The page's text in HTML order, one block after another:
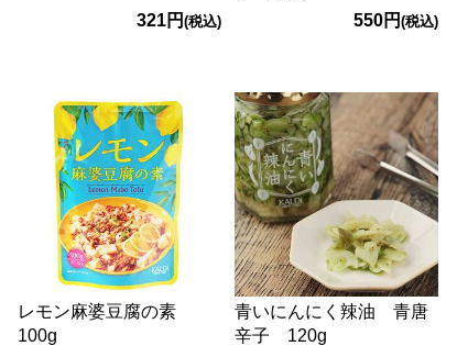
321円(税込)
550円 (税込)
レモン麻婆豆腐の素
100g
青いにんにく辣油 青唐
辛子 120g